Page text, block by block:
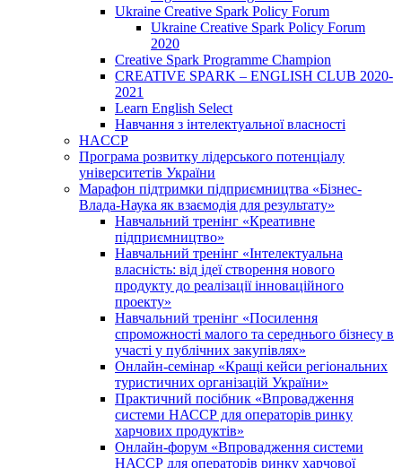
Ukraine Creative Spark Policy Forum
Ukraine Creative Spark Policy Forum
2020
Creative Spark Programme Champion
CREATIVE SPARK – ENGLISH CLUB 2020-
2021
Learn English Select
Навчання з інтелектуальної власності
HACCP
Програма розвитку лідерського потенціалу
університетів України
Марафон підтримки підприємництва «Бізнес-
Влада-Наука як взаємодія для результату»
Навчальний тренінг «Креативне
підприємництво»
Навчальний тренінг «Інтелектуальна
власність: від ідеї створення нового
продукту до реалізації інноваційного
проекту»
Навчальний тренінг «Посилення
спроможності малого та середнього бізнесу в
участі у публічних закупівлях»
Онлайн-семінар «Кращі кейси регіональних
туристичних організацій України»
Практичний посібник «Впровадження
системи НАССР для операторів ринку
харчових продуктів»
Онлайн-форум «Впровадження системи
НАССР для операторів ринку харчової